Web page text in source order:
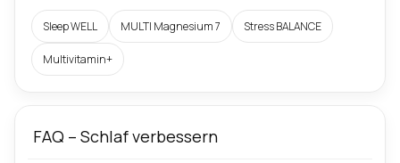
Sleep WELL MULTI Magnesium 7 Stress BALANCE
Multivitamin+
FAQ – Schlaf verbessern